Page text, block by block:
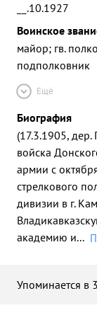
__.10.1927
Воинское
майор; гв.
подполковник
Ещё
Биография
(17.3.1905,
войска
армии с
стрелкового
дивизии в г.
академию и...
Упоминается в